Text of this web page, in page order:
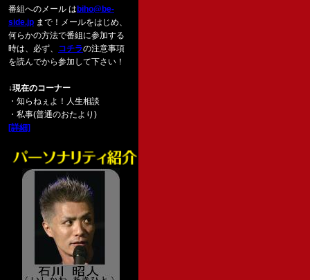
番組へのメール は biho@be-
side.jp まで！メールをはじめ、
何らかの方法で番組に参加する
時は、必ず、 コチラの注意事項
を読んでから参加して下さい！
↓現在のコーナー
・知らねぇよ！人生相談
・私事(普通のおたより)
[詳細]